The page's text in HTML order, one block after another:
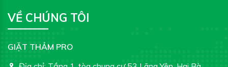
VỀ CHÚNG TÔI
GIẶT THẢM PRO